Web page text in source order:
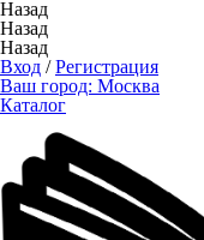
Назад
Назад
Назад
Вход /Регистрация
Ваш город: Москва
Каталог